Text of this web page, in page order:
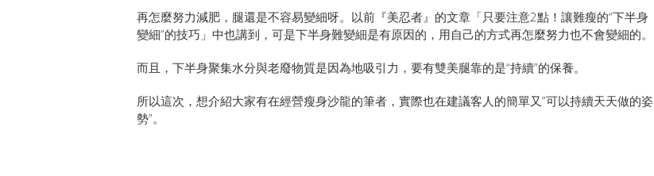
再怎麼努力減肥，腿還是不容易變細呀。以前『美忍者』的文章「只要注意2點！讓難瘦的“下半身
變細”的技巧」中也講到，可是下半身難變細是有原因的，用自己的方式再怎麼努力也不會變細的。
而且，下半身聚集水分與老廢物質是因為地吸引力，要有雙美腿靠的是“持續”的保養。
所以這次，想介紹大家有在經營瘦身沙龍的筆者，實際也在建議客人的簡單又”可以持續天天做的姿
勢”。